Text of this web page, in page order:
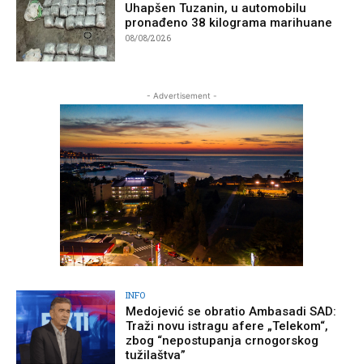
Uhapšen Tuzanin, u automobilu
pronađeno 38 kilograma marihuane
08/08/2026
- Advertisement -
INFO
Medojević se obratio Ambasadi SAD:
Traži novu istragu afere „Telekom“,
zbog “nepostupanja crnogorskog
tužilaštva”